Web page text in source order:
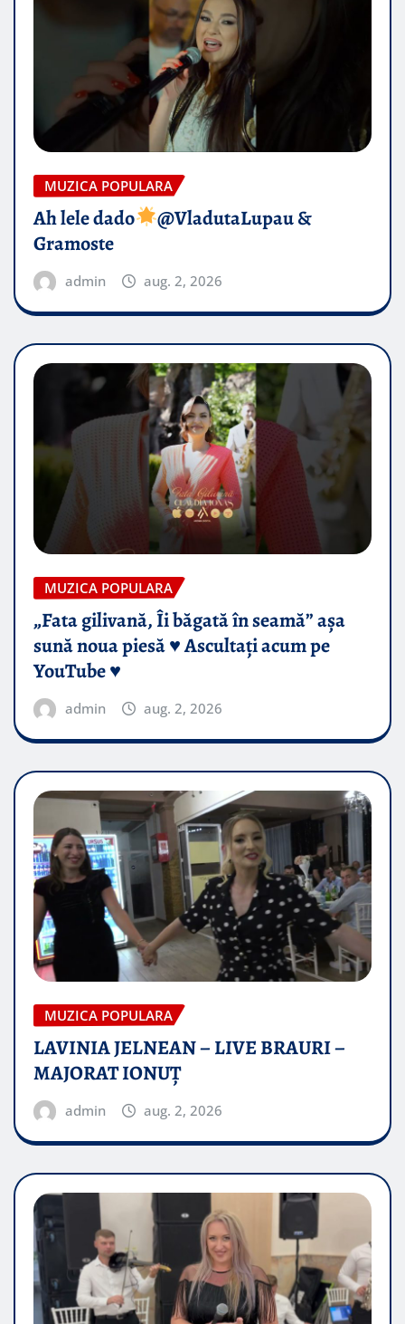
MUZICA POPULARA
Ah lele dado​
@VladutaLupau &
Gramoste
admin aug. 2, 2026
MUZICA POPULARA
„Fata gilivană, Îi băgată în seamă” așa
sună noua piesă ♥️ Ascultați acum pe
YouTube ♥️
admin aug. 2, 2026
MUZICA POPULARA
LAVINIA JELNEAN – LIVE BRAURI –
MAJORAT IONUŢ
admin aug. 2, 2026